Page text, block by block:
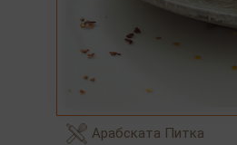
Арабската Питка